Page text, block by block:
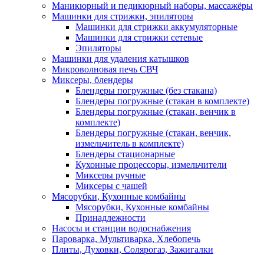
Маникюрный и педикюрный наборы, массажёры
Машинки для стрижки, эпиляторы
Машинки для стрижки аккумуляторные
Машинки для стрижки сетевые
Эпиляторы
Машинки для удаления катышков
Микроволновая печь СВЧ
Миксеры, блендеры
Блендеры погружные (без стакана)
Блендеры погружные (стакан в комплекте)
Блендеры погружные (стакан, венчик в
комплекте)
Блендеры погружные (стакан, венчик,
измельчитель в комплекте)
Блендеры стационарные
Кухонные процессоры, измельчители
Миксеры ручные
Миксеры с чашей
Мясорубки, Кухонные комбайны
Мясорубки, Кухонные комбайны
Принадлежности
Насосы и станции водоснабжения
Пароварка, Мультиварка, Хлебопечь
Плиты, Духовки, Солярогаз, Зажигалки